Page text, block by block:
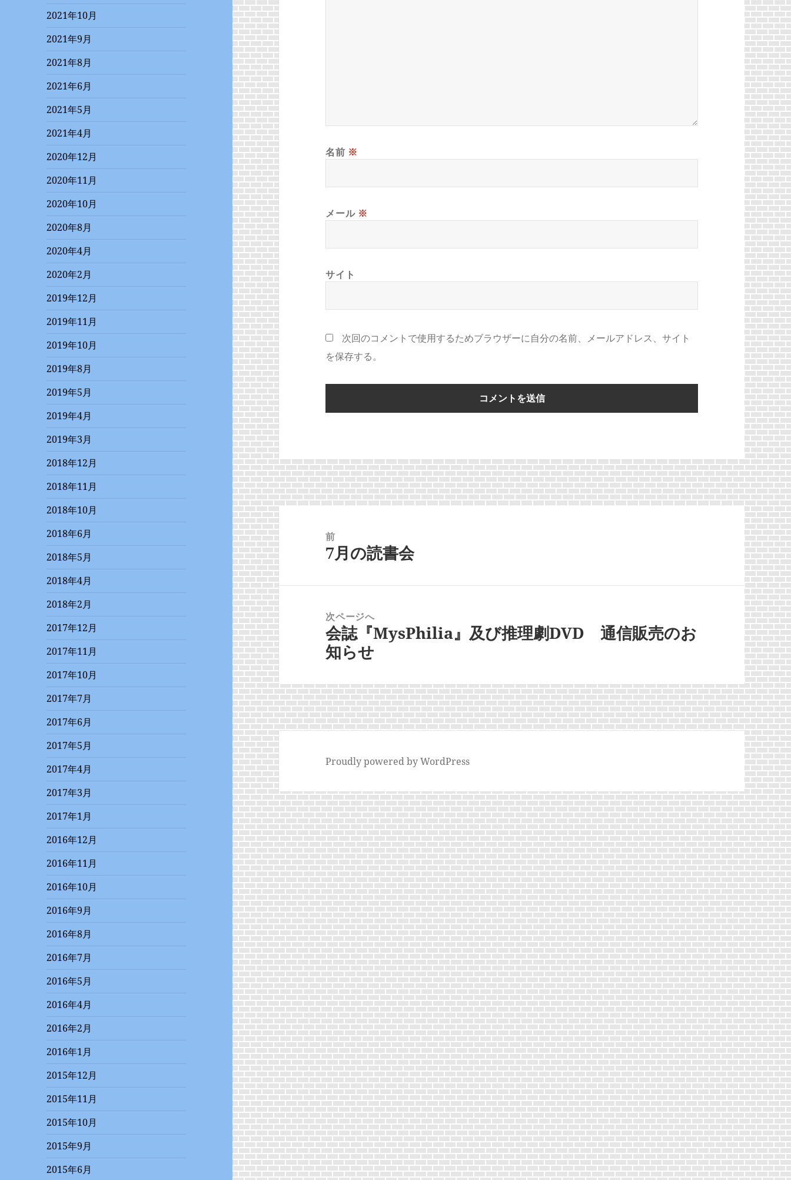
2021年10月
2021年9月
2021年8月
2021年6月
2021年5月
2021年4月
2020年12月
2020年11月
2020年10月
2020年8月
2020年4月
2020年2月
2019年12月
2019年11月
2019年10月
2019年8月
2019年5月
2019年4月
2019年3月
2018年12月
2018年11月
2018年10月
2018年6月
2018年5月
2018年4月
2018年2月
2017年12月
2017年11月
2017年10月
2017年7月
2017年6月
2017年5月
2017年4月
2017年3月
2017年1月
2016年12月
2016年11月
2016年10月
2016年9月
2016年8月
2016年7月
2016年5月
2016年4月
2016年2月
2016年1月
2015年12月
2015年11月
2015年10月
2015年9月
2015年6月
名前 ※
メール ※
サイト
次回のコメントで使用するためブラウザーに自分の名前、メールアドレス、サイト
を保存する。
投
稿
ナ
ビ
ゲ
ー
シ
ョ
ン
前
前
7月の読書会
次ページへ
次
の
稿:
会誌『MysPhilia』及び推理劇DVD 通信販売のお
知らせ
Proudly powered by WordPress